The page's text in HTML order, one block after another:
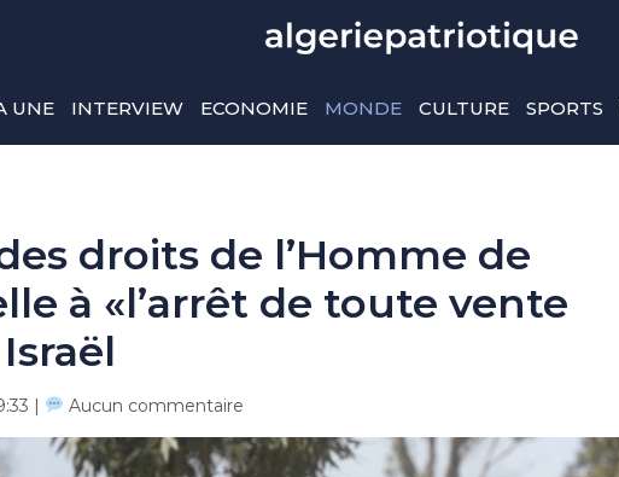
UNE INTERVIEW ECONOMIE MONDE CULTURE SPORTS
droits de l’Homme de
à «l’arrêt de toute vente
| Aucun commentaire